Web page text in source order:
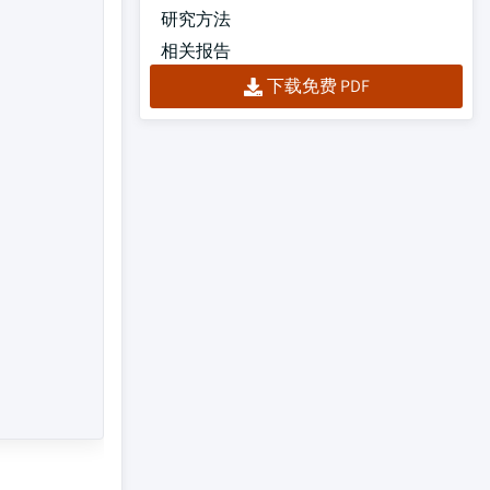
研究方法
相关报告
下载免费 PDF